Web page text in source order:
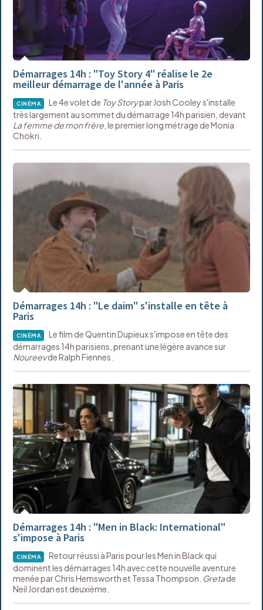
Démarrages 14h : "Toy Story 4" réalise le 2e
meilleur démarrage de l'année à Paris
CINÉMA Le 4e volet de Toy Storypar Josh Cooley s'installe
très largement au sommet du démarrage 14h parisien, devant
La femme de mon frère , le premier long métrage de Monia
Chokri.
Démarrages 14h : "Le daim" s'installe en tête à
Paris
CINÉMA
Le film de Quentin Dupieux s'impose en tête des
démarrages 14h parisiens, prenant une légère avance sur
Noureevde Ralph Fiennes.
Démarrages 14h : "Men in Black: International"
s'impose à Paris
CINÉMA
Retour réussi à Paris pour les Men in Black qui
dominent les démarrages 14h avec cette nouvelle aventure
menée par Chris Hemsworth et Tessa Thompson. Gretade
Neil Jordan est deuxième.